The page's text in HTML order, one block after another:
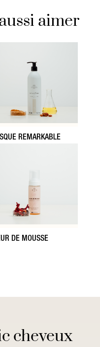
aimer
REMARKABLE
DE MOUSSE
cheveux